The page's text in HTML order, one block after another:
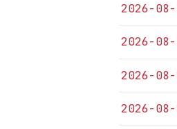
2026-
2026-08-
2026-08-
2026-